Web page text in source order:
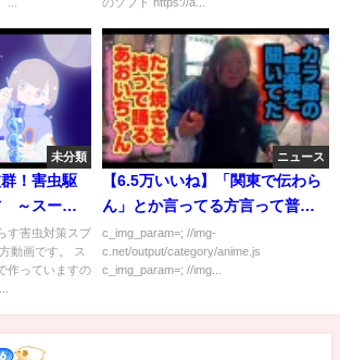
未分類
群！害虫駆
～スーパ
よけスプ
園をダニ
す害虫対策スプ
動画です。 ス
作っていますの
ニュース
【6.5万いいね】「関東で伝わら
ん」とか言ってる方言って普通
に分かるやろ…
c_img_param=; //img-
c.net/output/category/anime.js
c_img_param=; //img...